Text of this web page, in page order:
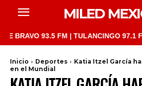
MILED
93.5 FM | TULANCINGO 97.1 FM |
Inicio Deportes
Katia Itzel García
en el Mundial